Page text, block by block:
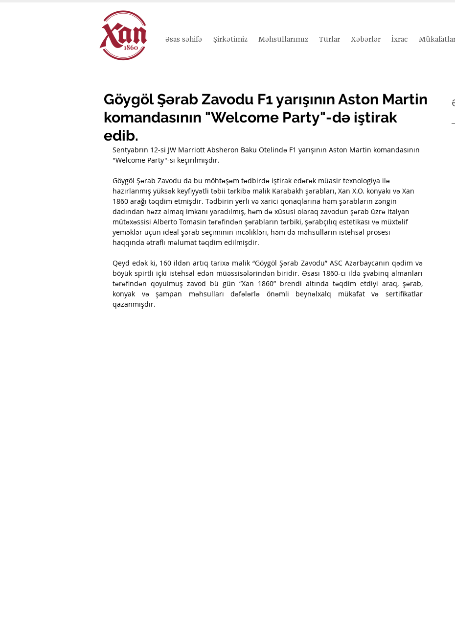
Əsas səhifə Şirkətimiz Məhsullarımız Turlar Xəbərlər İxrac
Göygöl Şərab Zavodu F1 yarışının Aston Martin
komandasının "Welcome Party"-də iştirak
edib.
Sentyabrın 12-si JW Marriott Absheron Baku Otelində F1 yarışının Aston Martin komandasının
"Welcome Party"-si keçirilmişdir.
Göygöl Şərab Zavodu da bu möhtəşəm tədbirdə iştirak edərək müasir texnologiya ilə
hazırlanmış yüksək keyfiyyətli təbii tərkibə malik Karabakh şərabları, Xan X.O. konyakı və Xan
1860 arağı təqdim etmişdir. Tədbirin yerli və xarici qonaqlarına həm şərabların zəngin
dadından həzz almaq imkanı yaradılmış, həm də xüsusi olaraq zavodun şərab üzrə italyan
mütəxəssisi Alberto Tomasin tərəfindən şərabların tərbiki, şərabçılıq estetikası və müxtəlif
yeməklər üçün ideal şərab seçiminin incəlikləri, həm də məhsulların istehsal prosesi
haqqında ətraflı məlumat təqdim edilmişdir.
Qeyd edək ki, 160 ildən artıq tarixə malik “Göygöl Şərab Zavodu” ASC Azərbaycanın qədim və
böyük spirtli içki istehsal edən müəssisələrindən biridir. Əsası 1860-cı ildə şvabinq almanları
tərəfindən qoyulmuş zavod bü gün “Xan 1860” brendi altında təqdim etdiyi araq, şərab,
konyak və şampan məhsulları dəfələrlə önəmli beynəlxalq mükafat və sertifikatlar
qazanmışdır.